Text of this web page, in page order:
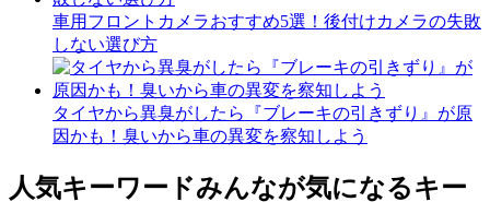
車用フロントカメラおすすめ5選！後付けカメラの失敗
しない選び方
タイヤから異臭がしたら『ブレーキの引きずり』が原
因かも！臭いから車の異変を察知しよう
人気キーワードみんなが気になるキー